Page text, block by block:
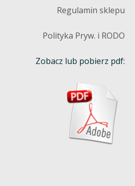
Regulamin sklepu
Polityka Pryw. i RODO
Zobacz lub pobierz pdf: